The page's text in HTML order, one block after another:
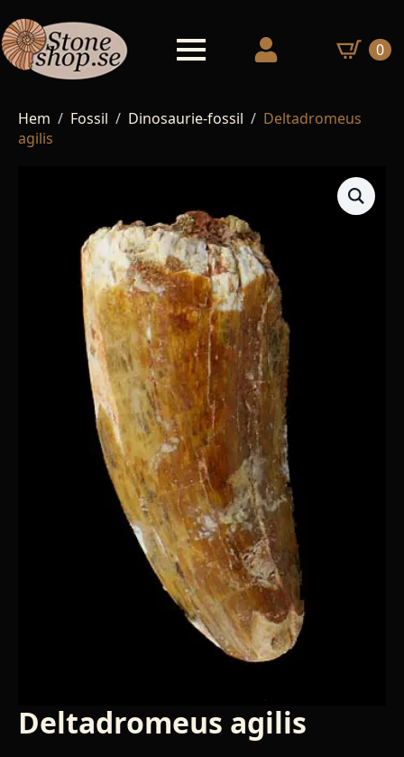
0
Hem Fossil Dinosaurie-fossil
Deltadromeus
agilis
Deltadromeus agilis